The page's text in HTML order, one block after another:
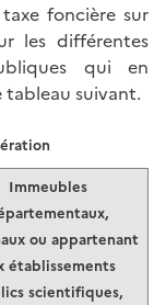
foncière sur
les différentes
qui en
tableau suivant.
Immeubles
ou appartenant
établissements
scientifiques,